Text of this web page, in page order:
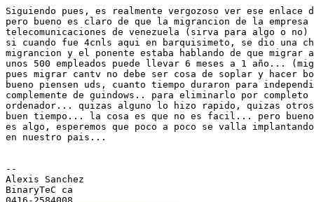
Siguiendo pues, es realmente vergozoso ver ese
pero bueno es claro de que la migrancion de la empresa
telecomunicaciones de venezuela (sirva para algo o
si cuando fue 4cnls aqui en barquisimeto, se dio una
migrancion y el ponente estaba hablando de que migrar a
unos 500 empleados puede llevar 6 meses a 1 año...
pues migrar cantv no debe ser cosa de soplar y hacer
bueno piensen uds, cuanto tiempo duraron para
complemente de guindows.. para eliminarlo por completo
ordenador... quizas alguno lo hizo rapido, quizas
buen tiempo... la cosa es que no es facil... pero
es algo, esperemos que poco a poco se valla
en nuestro pais...
--
Alexis Sanchez
BinaryTeC ca